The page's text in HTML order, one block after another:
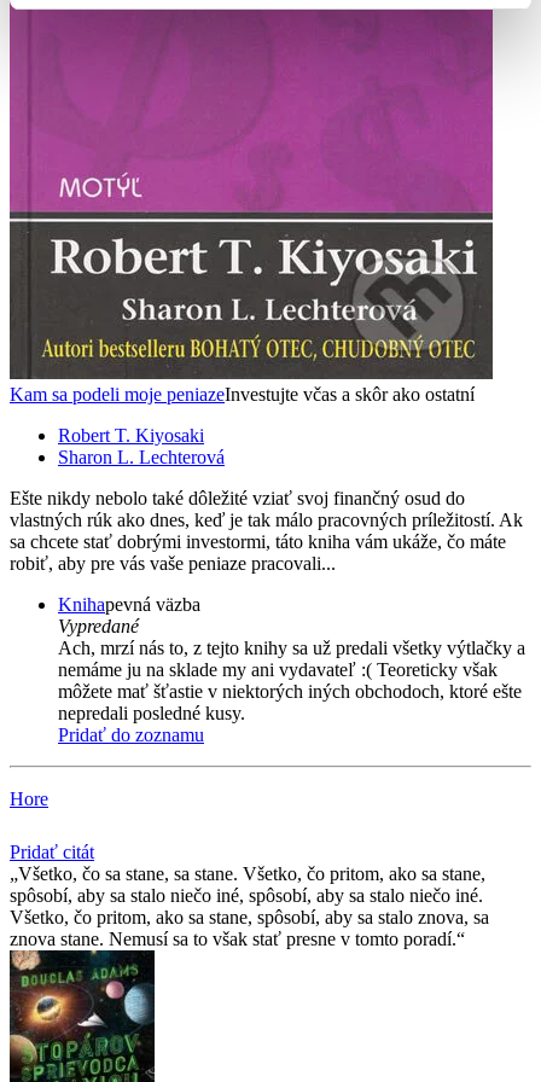
Kam sa podeli moje peniazeInvestujte včas a skôr ako ostatní
Robert T. Kiyosaki
Sharon L. Lechterová
Ešte nikdy nebolo také dôležité vziať svoj finančný osud do
vlastných rúk ako dnes, keď je tak málo pracovných príležitostí. Ak
sa chcete stať dobrými investormi, táto kniha vám ukáže, čo máte
robiť, aby pre vás vaše peniaze pracovali...
Knihapevná väzba
Vypredané
Ach, mrzí nás to, z tejto knihy sa už predali všetky výtlačky a
nemáme ju na sklade my ani vydavateľ :( Teoreticky však
môžete mať šťastie v niektorých iných obchodoch, ktoré ešte
nepredali posledné kusy.
Pridať do zoznamu
Hore
Pridať citát
Všetko, čo sa stane, sa stane. Všetko, čo pritom, ako sa stane,
spôsobí, aby sa stalo niečo iné, spôsobí, aby sa stalo niečo iné.
Všetko, čo pritom, ako sa stane, spôsobí, aby sa stalo znova, sa
znova stane. Nemusí sa to však stať presne v tomto poradí.